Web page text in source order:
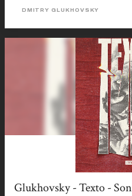
DMITRY GLUKHOVSKY
Glukhovsky - Texto -